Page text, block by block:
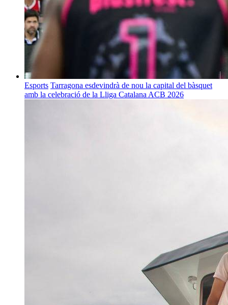
Esports Tarragona esdevindrà de nou la capital del bàsquet
amb la celebració de la Lliga Catalana ACB 2026